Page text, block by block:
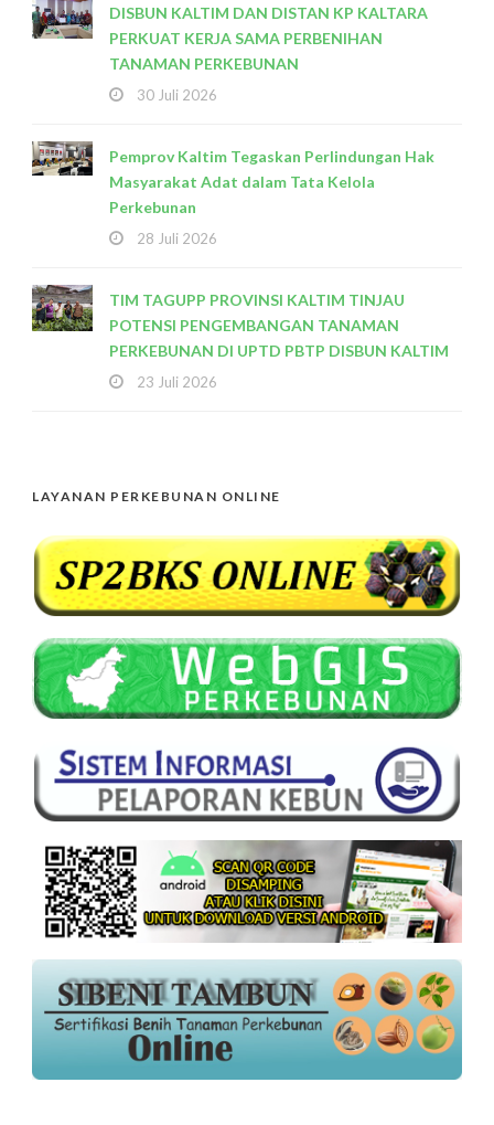
DISBUN KALTIM DAN DISTAN KP KALTARA
PERKUAT KERJA SAMA PERBENIHAN
TANAMAN PERKEBUNAN
30 Juli 2026
Pemprov Kaltim Tegaskan Perlindungan Hak
Masyarakat Adat dalam Tata Kelola
Perkebunan
28 Juli 2026
TIM TAGUPP PROVINSI KALTIM TINJAU
POTENSI PENGEMBANGAN TANAMAN
PERKEBUNAN DI UPTD PBTP DISBUN KALTIM
23 Juli 2026
LAYANAN PERKEBUNAN ONLINE